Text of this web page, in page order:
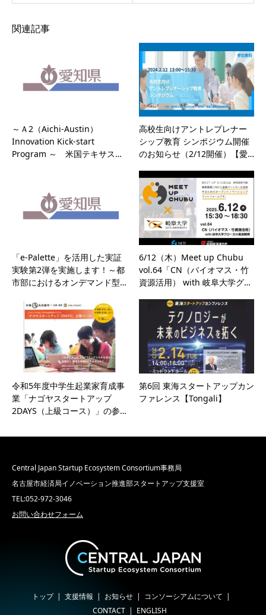
関連記事
～Ａ2（Aichi-Austin）
Innovation Kick-start
Program ～ 米国テキサス…
高校生向けアントレプレナー
シップ教育 シンポジウム開催
のお知らせ（2/12開催）【愛…
「e-Palette」を活用した実証
実験第2弾を実施します！～都
市部におけるオンデマンド型…
6/12（木）Meet up Chubu
vol.64「CN（バイオマス・竹
資源活用） with 岐阜大学グ…
令和5年度中学生起業家育成事
業「ナゴヤスタートアップ
2DAYS（上級コース）」の参…
第6回 東海スタートアップカン
ファレンス【Tongali】
Central Japan Startup Ecosystem Consortium事務局
名古屋市経済局イノベーション推進部スタートアップ支援室
TEL:052-972-3046
お問い合わせフォーム
トップ 支援情報 お知らせ
コンソーシアムについて
CONTACT
ENGLISH